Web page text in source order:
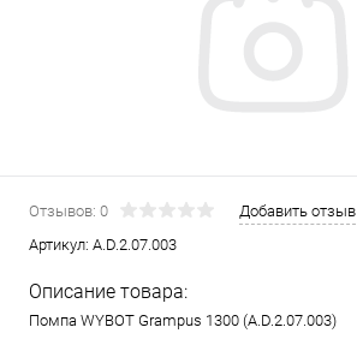
Отзывов: 0
Добавить отзыв
Артикул: A.D.2.07.003
Описание товара:
Помпа WYBOT Grampus 1300 (A.D.2.07.003)